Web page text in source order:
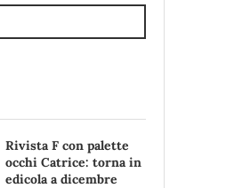
Rivista F con palette
occhi Catrice: torna in
edicola a dicembre